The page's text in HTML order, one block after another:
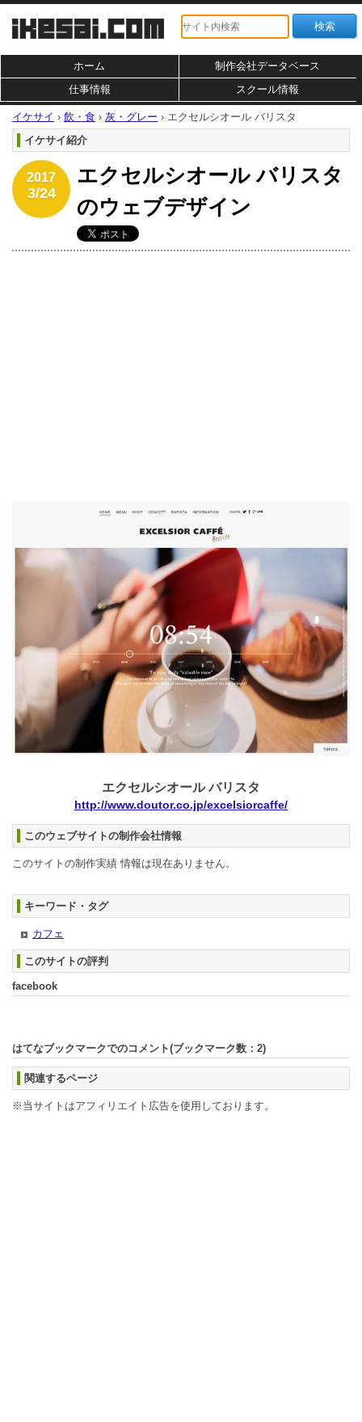
ホーム
制作会社データベース
仕事情報
スクール情報
イケサイ › 飲・食 › 灰・グレー › エクセルシオール バリスタ
イケサイ紹介
2017
3/24
エクセルシオール バリスタ
のウェブデザイン
エクセルシオール バリスタ
http://www.doutor.co.jp/excelsiorcaffe/
このウェブサイトの制作会社情報
このサイトの制作実績 情報は現在ありません。
キーワード・タグ
カフェ
このサイトの評判
facebook
はてなブックマークでのコメント(ブックマーク数： 2)
関連するページ
※当サイトはアフィリエイト広告を使用しております。